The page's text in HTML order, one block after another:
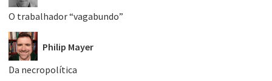
O trabalhador “vagabundo”
Philip Mayer
Da necropolítica